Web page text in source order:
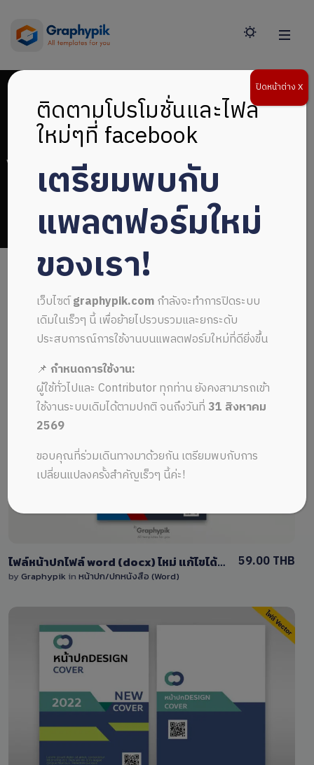
ไฟล์หน้าปกสวยๆ
ALL MUSIC FROM ไฟล์หน้าปกสวยๆ
0 Sale
ไฟล์หน้าปกไฟล์ word (docx) ไหม่ แก้ไขได้ง่ายสำหรับคุณ
by Graphypik in หน้าปก/ปกหนังสือ (Word)
59.00 THB
View Details
0 Sale
ติดตามโปรโมชั่นและไฟล์
ใหม่ๆที่ facebook
เตรียมพบกับ
แพลตฟอร์มใหม่
ของเรา!
เว็บไซต์graphypik.comกำลังจะทำการปิดระบบ
เดิมในเร็วๆ นี้ เพื่อย้ายไปรวบรวมและยกระดับ
ประสบการณ์การใช้งานบนแพลตฟอร์มใหม่ที่ดียิ่งขึ้น
📌กำหนดการใช้งาน:
ผู้ใช้ทั่วไปและ Contributor ทุกท่าน ยังคงสามารถเข้า
ใช้งานระบบเดิมได้ตามปกติ จนถึงวันที่ 31 สิงหาคม
2569
ขอบคุณที่ร่วมเดินทางมาด้วยกัน เตรียมพบกับการ
เปลี่ยนแปลงครั้งสำคัญเร็วๆ นี้ค่ะ!
ปิดหน้าต่าง X